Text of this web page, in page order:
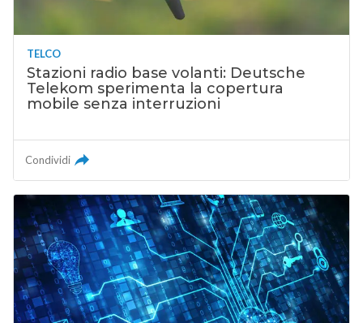
TELCO
Stazioni radio base volanti: Deutsche
Telekom sperimenta la copertura
mobile senza interruzioni
Condividi